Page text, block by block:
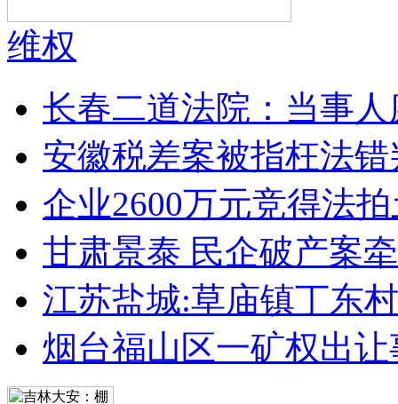
维权
长春二道法院：当事
安徽税差案被指枉法
企业2600万元竞得法
甘肃景泰 民企破产案
江苏盐城:草庙镇丁东
烟台福山区一矿权出